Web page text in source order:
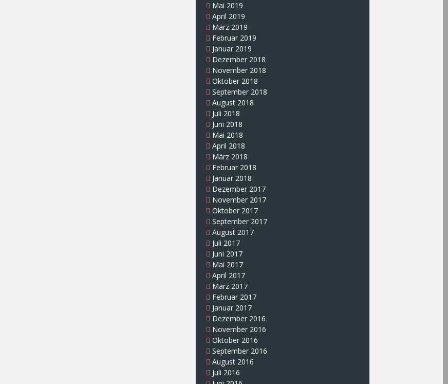
Mai 2019
April 2019
März 2019
Februar 2019
Januar 2019
Dezember 2018
November 2018
Oktober 2018
September 2018
August 2018
Juli 2018
Juni 2018
Mai 2018
April 2018
März 2018
Februar 2018
Januar 2018
Dezember 2017
November 2017
Oktober 2017
September 2017
August 2017
Juli 2017
Juni 2017
Mai 2017
April 2017
März 2017
Februar 2017
Januar 2017
Dezember 2016
November 2016
Oktober 2016
September 2016
August 2016
Juli 2016